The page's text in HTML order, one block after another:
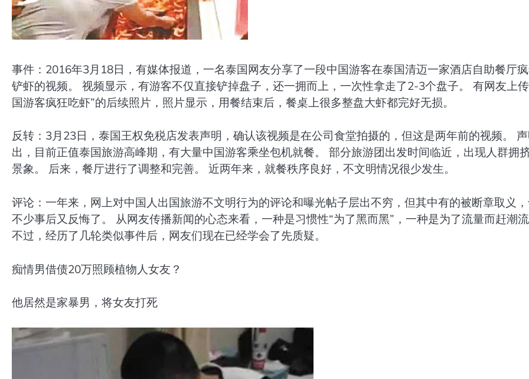
事件：2016年3月18日，有媒体报道，一名泰国网友分享了一段中国游客在泰国清迈一家酒店自助餐厅
铲虾的视频。 视频显示，有游客不仅直接铲掉盘子，还一拥而上，一次性拿走了2-3个盘子。 有网友上
国游客疯狂吃虾”的后续照片，照片显示，用餐结束后，餐桌上很多整盘大虾都完好无损。
反转：3月23日，泰国王权免税店发表声明，确认该视频是在公司食堂拍摄的，但这是两年前的视频。
出，目前正值泰国旅游高峰期，有大量中国游客乘坐包机就餐。 部分旅游团出发时间临近，出现人群拥
景象。 后来，餐厅进行了调整和完善。 近两年来，就餐秩序良好，不文明情况很少发生。
评论：一年来，网上对中国人出国旅游不文明行为的评论和曝光帖子层出不穷，但其中有的被断章取义
不少事后又反悔了。 从网友传播新闻的心态来看，一种是习惯性“为了黑而黑”，一种是为了流量而赶潮
不过，经历了几轮类似事件后，网友们现在已经学会了先质疑。
痴情男借债20万照顾植物人女友？
他居然是家暴男，将女友打死